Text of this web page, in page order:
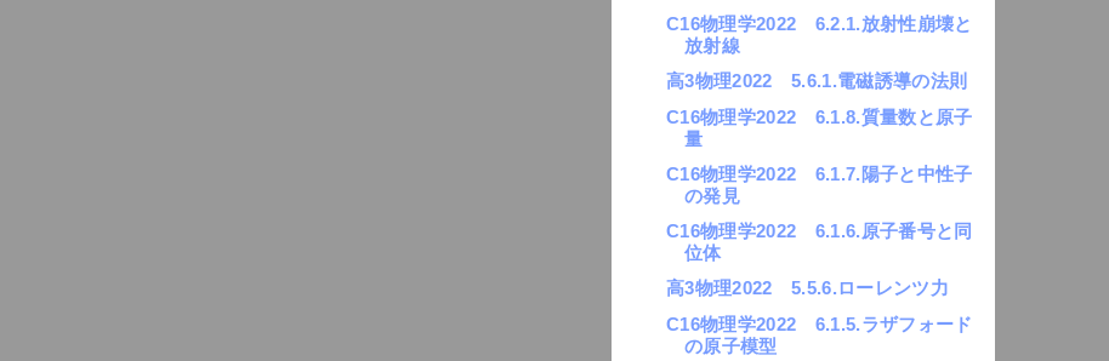
C16物理学2022 6.2.1.放射性崩壊と
放射線
高3物理2022 5.6.1.電磁誘導の法則
C16物理学2022 6.1.8.質量数と原子
量
C16物理学2022 6.1.7.陽子と中性子
の発見
C16物理学2022 6.1.6.原子番号と同
位体
高3物理2022 5.5.6.ローレンツ力
C16物理学2022 6.1.5.ラザフォード
の原子模型